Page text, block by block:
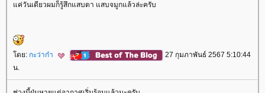
ค่วันเดียวผมก็รู้สึกแสบตา แสบจมูกแล้วล่ะครับ
ดย: กะว่าก๋า
27 กุมภาพันธ์ 2567 5:10:44
น.